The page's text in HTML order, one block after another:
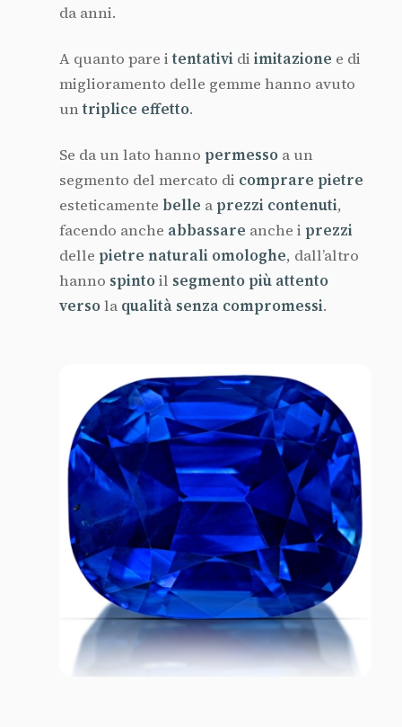
da anni.
A quanto pare itentativi di imitazione e di
miglioramento delle gemme hanno avuto
untriplice effetto.
Se da un lato hanno permesso a un
segmento del mercato di comprare pietre
esteticamente belle a prezzi contenuti,
facendo anche abbassare anche i prezzi
delle pietre naturali omologhe, dall’altro
hanno spintoil segmento più attento
versola qualità senza compromessi.